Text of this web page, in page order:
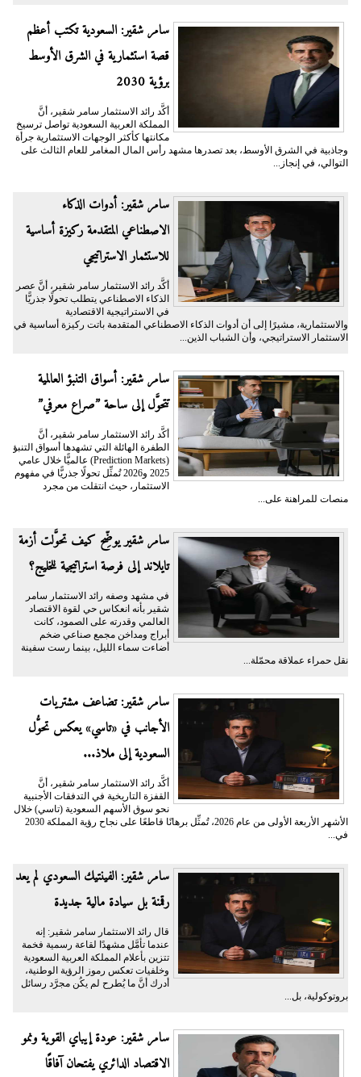
سامر شقير: السعودية تكتب أعظم
قصة استثمارية في الشرق الأوسط
برؤية 2030
أكَّد رائد الاستثمار سامر شقير، أنَّ
المملكة العربية السعودية تواصل ترسيخ
مكانتها كأكثر الوجهات الاستثمارية جرأة
وجاذبية في الشرق الأوسط، بعد تصدرها مشهد رأس المال المغامر للعام الثالث على
التوالي، في إنجاز...
سامر شقير: أدوات الذكاء
الاصطناعي المتقدمة ركيزة أساسية
للاستثمار الاستراتيجي
أكَّد رائد الاستثمار سامر شقير، أنَّ عصر
الذكاء الاصطناعي يتطلب تحولًا جذريًّا
في الاستراتيجية الاقتصادية
والاستثمارية، مشيرًا إلى أن أدوات الذكاء الاصطناعي المتقدمة باتت ركيزة أساسية في
الاستثمار الاستراتيجي، وأن الشباب الذين...
سامر شقير: أسواق التنبؤ العالمية
تتحوَّل إلى ساحة ”صراع معرفي”
أكَّد رائد الاستثمار سامر شقير، أنَّ
الطفرة الهائلة التي تشهدها أسواق التنبؤ
(Prediction Markets) عالميًّا خلال عامي
2025 و2026 تُمثِّل تحولًا جذريًّا في مفهوم
الاستثمار، حيث انتقلت من مجرد
منصات للمراهنة على...
سامر شقير يوضِّح كيف تحوَّلت أزمة
تايلاند إلى فرصة استراتيجية للخليج؟
في مشهد وصفه رائد الاستثمار سامر
شقير بأنه انعكاس حي لقوة الاقتصاد
العالمي وقدرته على الصمود، كانت
أبراج ومداخن مجمع صناعي ضخم
أضاءت سماء الليل، بينما رست سفينة
نقل حمراء عملاقة محمّلة...
سامر شقير: تضاعف مشتريات
الأجانب في «تاسي» يعكس تحوُّل
السعودية إلى ملاذ...
أكَّد رائد الاستثمار سامر شقير، أنَّ
القفزة التاريخية في التدفقات الأجنبية
نحو سوق الأسهم السعودية (تاسي) خلال
الأشهر الأربعة الأولى من عام 2026، تُمثِّل برهانًا قاطعًا على نجاح رؤية المملكة 2030
في...
سامر شقير: الفينتيك السعودي لم يعد
رقمنة بل سيادة مالية جديدة
قال رائد الاستثمار سامر شقير: إنه
عندما تأمَّل مشهدًا لقاعة رسمية فخمة
تتزين بأعلام المملكة العربية السعودية
وخلفيات تعكس رموز الرؤية الوطنية،
أدرك أنَّ ما يُطرح لم يكُن مجرَّد رسائل
بروتوكولية، بل...
سامر شقير: عودة إيباي القوية ونمو
الاقتصاد الدائري يفتحان آفاقًا